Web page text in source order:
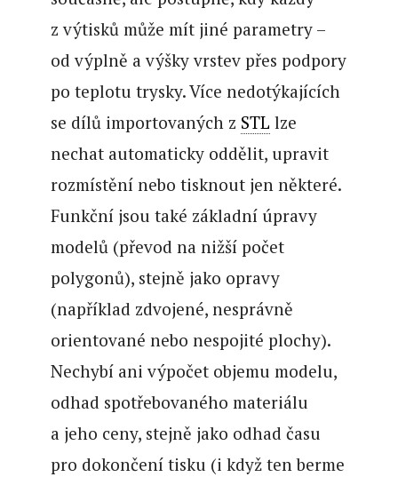
z výtisků může mít jiné parametry –
od výplně a výšky vrstev přes podpory
po teplotu trysky. Více nedotýkajících
se dílů importovaných z STL lze
nechat automaticky oddělit, upravit
rozmístění nebo tisknout jen některé.
Funkční jsou také základní úpravy
modelů (převod na nižší počet
polygonů), stejně jako opravy
(například zdvojené, nesprávně
orientované nebo nespojité plochy).
Nechybí ani výpočet objemu modelu,
odhad spotřebovaného materiálu
a jeho ceny, stejně jako odhad času
pro dokončení tisku (i když ten berme